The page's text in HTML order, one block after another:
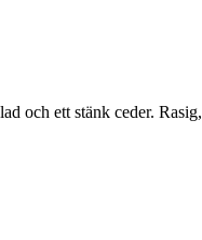
och ett stänk ceder.